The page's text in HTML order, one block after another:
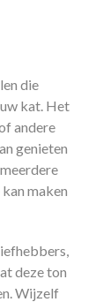
die
kat. Het
andere
genieten
maken
deze ton
Wijzelf